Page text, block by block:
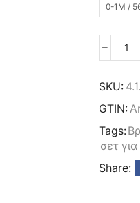
0-1M /
SKU:
GTIN:
Tags:
σετ
Share: